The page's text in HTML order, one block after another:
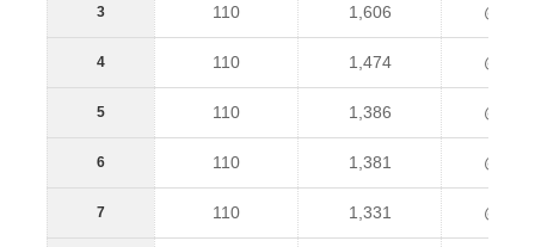
3 110 1,606
4 110 1,474
5 110 1,386
6 110 1,381
7 110 1,331